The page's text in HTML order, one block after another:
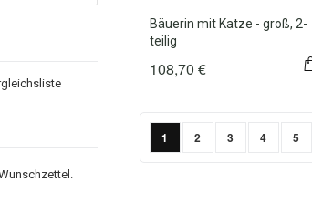
Bäuerin mit Katze - groß, 2-
teilig
108,70 €
Seite
Sie lesen gerade Seite
1 Seite
2 Seite
3 Seite
4 Seite
5